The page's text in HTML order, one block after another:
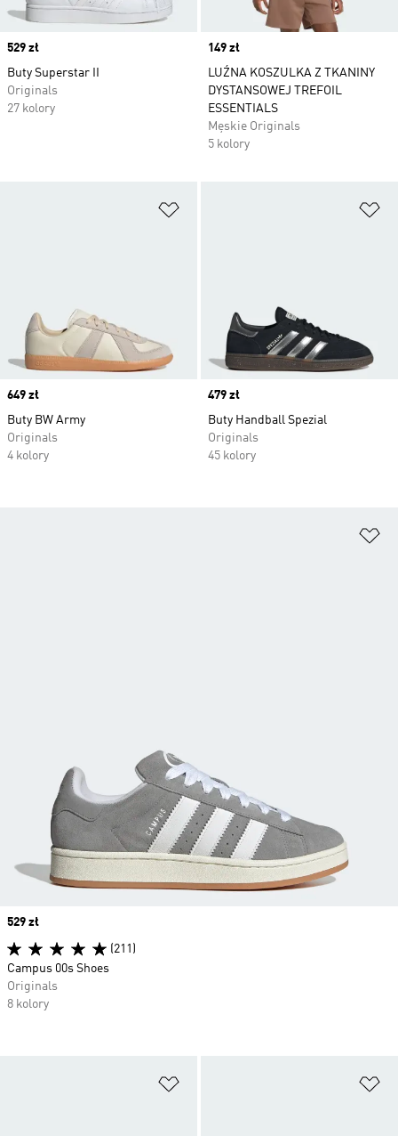
Price
529 zł
Buty Superstar II
Originals
27 kolory
Price
149 zł
LUŹNA KOSZULKA Z TKANINY
DYSTANSOWEJ TREFOIL
ESSENTIALS
Męskie Originals
5 kolory
Price
649 zł
Buty BW Army
Originals
4 kolory
Price
479 zł
Buty Handball Spezial
Originals
45 kolory
Price
529 zł
(211)
Campus 00s Shoes
Originals
8 kolory